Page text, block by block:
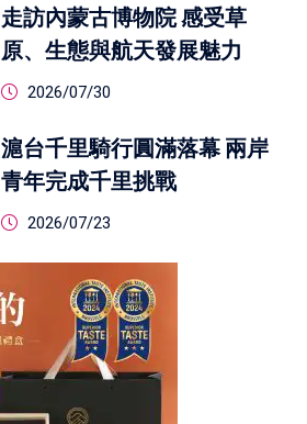
走訪內蒙古博物院 感受草
原、生態與航天發展魅力
2026/07/30
滬台千里騎行圓滿落幕 兩岸
青年完成千里挑戰
2026/07/23